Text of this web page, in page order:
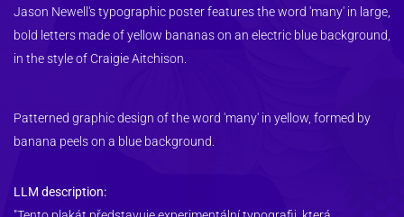
Jason Newell's typographic poster features the word 'many' in large,
bold letters made of yellow bananas on an electric blue background,
in the style of Craigie Aitchison.
Patterned graphic design of the word 'many' in yellow, formed by
banana peels on a blue background.
LLM description: